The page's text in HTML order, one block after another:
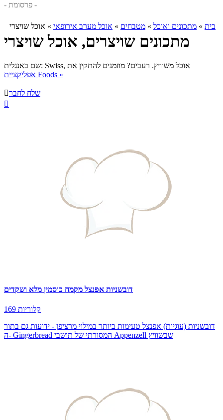
- פרסומת -
בית » מתכונים ואוכל » מטבחים » אוכל מערב אירופאי » אוכל שויצרי
מתכונים שויצרים, אוכל שויצרי
שם באנגלית: Swiss, אוכל משוויץ. רעבים? מוזמנים להתקין את
אפליקציית Foods »
שלח לחבר

דובשניות אפנצל מקמח כוסמין מלא ושקדים
169 קלוריות
דובשניות (עוגיות) אפנצל טעימות ביותר במילוי מרציפן - ידועות גם בתור
ה- Gingerbread המסורתי של תושבי Appenzell שבשוויץ